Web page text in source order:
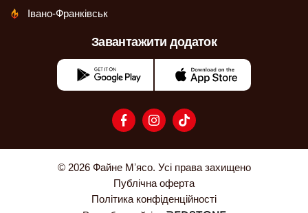
Івано-Франківськ
Завантажити додаток
© 2026 Файне Мʼясо. Усі права захищено
Публічна оферта
Політика конфіденційності